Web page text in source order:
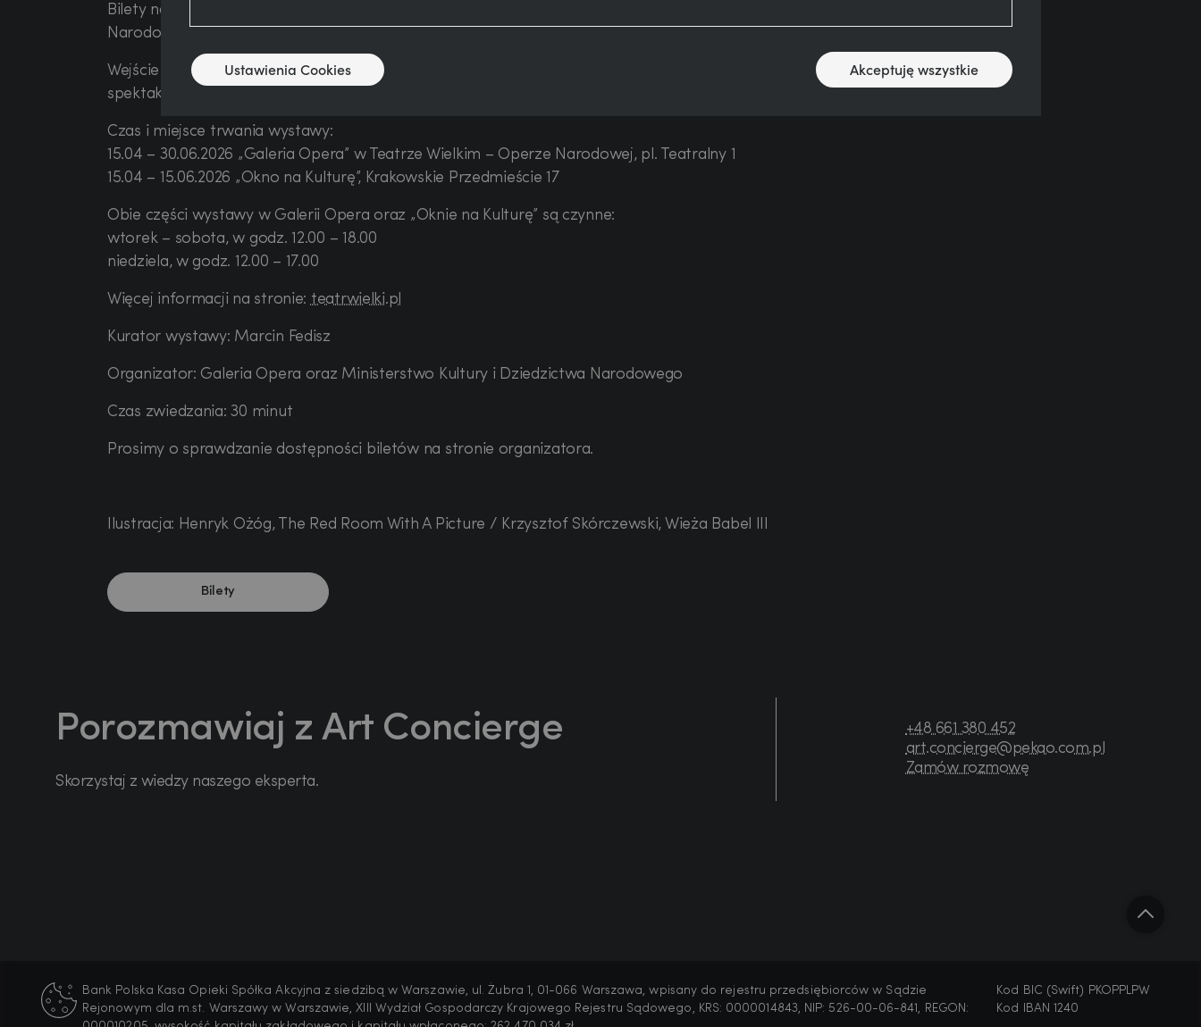
Bilety na wystawę w Galerii Opera dostępne są w kasach w holu głównym Teatru Wielkiego – Opery
Narodowej.
Wejście przez hol kas przedsprzedaży (wstęp 5 zł). Dla widzów TW-ON także na godzinę przed
spektaklami i podczas przerw.
Czas i miejsce trwania wystawy:
15.04 – 30.06.2026 „Galeria Opera” w Teatrze Wielkim – Operze Narodowej, pl. Teatralny 1
15.04 – 15.06.2026 „Okno na Kulturę”, Krakowskie Przedmieście 17
Obie części wystawy w Galerii Opera oraz „Oknie na Kulturę” są czynne:
wtorek – sobota, w godz. 12.00 – 18.00
niedziela, w godz. 12.00 – 17.00
Więcej informacji na stronie:teatrwielki.pl
Kurator wystawy: Marcin Fedisz
Organizator: Galeria Opera oraz Ministerstwo Kultury i Dziedzictwa Narodowego
Czas zwiedzania: 30 minut
Prosimy o sprawdzanie dostępności biletów na stronie organizatora.
Ilustracja: Henryk Ożóg, The Red Room With A Picture / Krzysztof Skórczewski, Wieża Babel III
Bilety
Porozmawiaj z Art Concierge
Skorzystaj z wiedzy naszego eksperta.
+48 661 380 452
art.concierge@pekao.com.pl
Zamów rozmowę
Bank Polska Kasa Opieki Spółka Akcyjna z siedzibą w Warszawie, ul. Żubra 1, 01-066 Warszawa, wpisany do rejestru przedsiębiorców w Sądzie
Rejonowym dla m.st. Warszawy w Warszawie, XIII Wydział Gospodarczy Krajowego Rejestru Sądowego, KRS: 0000014843, NIP: 526-00-06-841, REGON:
Kod BIC (Swift) PKOPPLPW
Kod IBAN 1240
Ustawienia Cookies Akceptuję wszystkie